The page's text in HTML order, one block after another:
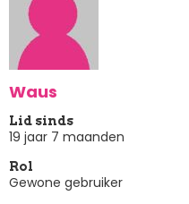
Waus
Lid sinds
19 jaar 7 maanden
Rol
Gewone gebruiker